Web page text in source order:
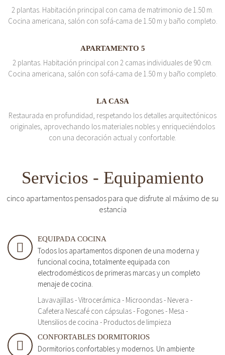
2 plantas. Habitación principal con cama de matrimonio de 1.50 m.
Cocina americana, salón con sofá-cama de 1.50 m y baño completo.
APARTAMENTO 5
2 plantas. Habitación principal con 2 camas individuales de 90 cm.
Cocina americana, salón con sofá-cama de 1.50 m y baño completo.
LA CASA
Restaurada en profundidad, respetando los detalles arquitectónicos
originales, aprovechando los materiales nobles y enriqueciéndolos
con una decoración actual y confortable.
Servicios - Equipamiento
cinco apartamentos pensados para que disfrute al máximo de su
estancia
EQUIPADA COCINA
Todos los apartamentos disponen de una moderna y
funcional cocina, totalmente equipada con
electrodomésticos de primeras marcas y un completo
menaje de cocina.
Lavavajillas - Vitrocerámica - Microondas - Nevera -
Cafetera Nescafé con cápsulas - Fogones - Mesa -
Utensilios de cocina - Productos de limpieza
CONFORTABLES DORMITORIOS
Dormitorios confortables y modernos. Un ambiente